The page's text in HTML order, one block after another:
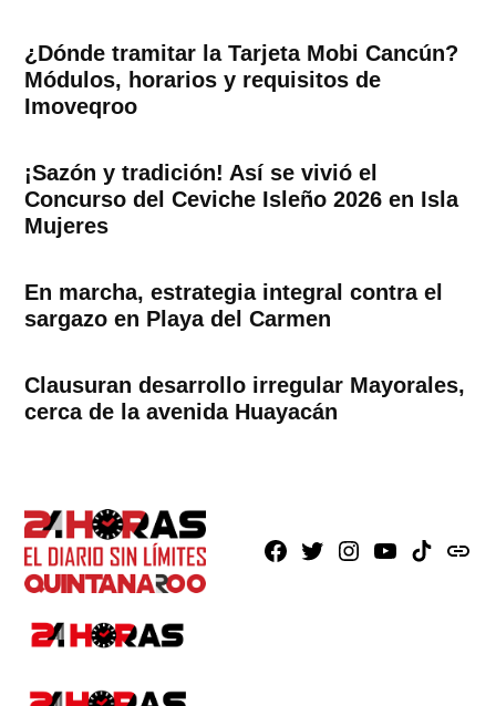
¿Dónde tramitar la Tarjeta Mobi Cancún?
Módulos, horarios y requisitos de
Imoveqroo
¡Sazón y tradición! Así se vivió el
Concurso del Ceviche Isleño 2026 en Isla
Mujeres
En marcha, estrategia integral contra el
sargazo en Playa del Carmen
Clausuran desarrollo irregular Mayorales,
cerca de la avenida Huayacán
Facebook
X Instagram
YoutubeTikTokissuu